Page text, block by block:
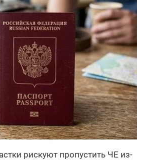
рискуют пропустить ЧЕ из-